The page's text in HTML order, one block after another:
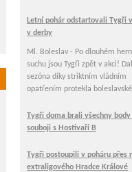
Letní pohár odstartovali Tygři
v derby
Ml. Boleslav - Po dlouhém
suchu jsou Tygři zpět v akci!
sezóna díky striktním vládním
opatřením protekla
Tygři doma brali všechny body
souboji s Hostivaří B
Tygři postoupili v poháru přes
extraligového Hradce Králové